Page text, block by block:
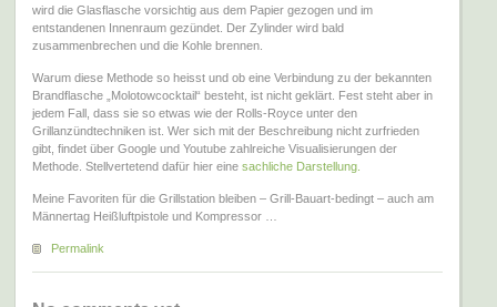
wird die Glasflasche vorsichtig aus dem Papier gezogen und im
entstandenen Innenraum gezündet. Der Zylinder wird bald
zusammenbrechen und die Kohle brennen.
Warum diese Methode so heisst und ob eine Verbindung zu der bekannten
Brandflasche „Molotowcocktail“ besteht, ist nicht geklärt. Fest steht aber in
jedem Fall, dass sie so etwas wie der Rolls-Royce unter den
Grillanzündtechniken ist. Wer sich mit der Beschreibung nicht zurfrieden
gibt, findet über Google und Youtube zahlreiche Visualisierungen der
Methode. Stellvertetend dafür hier eine sachliche Darstellung.
Meine Favoriten für die Grillstation bleiben – Grill-Bauart-bedingt – auch am
Männertag Heißluftpistole und Kompressor …
Permalink